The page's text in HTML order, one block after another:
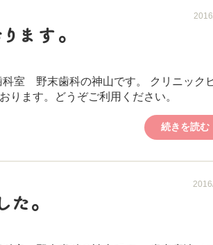
ます。
野末歯科の神山です。 クリニック
ります。どうぞご利用ください。
続きを読む
た。